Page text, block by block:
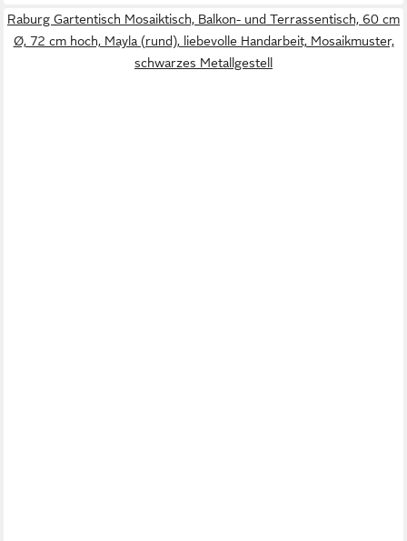
Raburg Gartentisch Mosaiktisch, Balkon- und Terrassentisch, 60 cm
Ø, 72 cm hoch, Mayla (rund), liebevolle Handarbeit, Mosaikmuster,
schwarzes Metallgestell